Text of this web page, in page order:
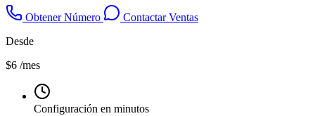
Obtener Número
Contactar Ventas
Desde
$6 /mes
Configuración en minutos